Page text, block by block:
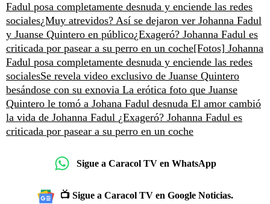
Fadul posa completamente desnuda y enciende las redes
sociales¿Muy atrevidos? Así se dejaron ver Johanna Fadul
y Juanse Quintero en público¿Exageró? Johanna Fadul es
criticada por pasear a su perro en un coche[Fotos] Johanna
Fadul posa completamente desnuda y enciende las redes
socialesSe revela video exclusivo de Juanse Quintero
besándose con su exnovia La erótica foto que Juanse
Quintero le tomó a Johana Fadul desnuda El amor cambió
la vida de Johanna Fadul ¿Exageró? Johanna Fadul es
criticada por pasear a su perro en un coche
Sigue a Caracol TV en WhatsApp
📺 Sigue a Caracol TV en Google Noticias.